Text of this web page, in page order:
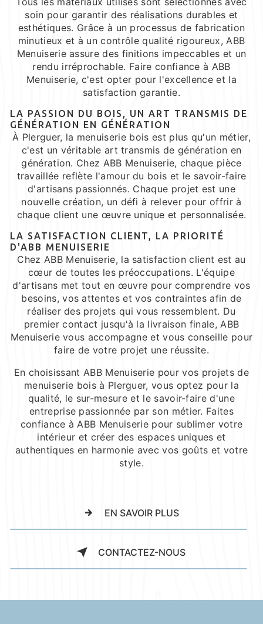
soin pour garantir des réalisations durables et
esthétiques. Grâce à un processus de fabrication
minutieux et à un contrôle qualité rigoureux, ABB
Menuiserie assure des finitions impeccables et un
rendu irréprochable. Faire confiance à ABB
Menuiserie, c'est opter pour l'excellence et la
satisfaction garantie.
LA PASSION DU BOIS, UN ART TRANSMIS DE
GÉNÉRATION EN GÉNÉRATION
À Plerguer, la menuiserie bois est plus qu'un métier,
c'est un véritable art transmis de génération en
génération. Chez ABB Menuiserie, chaque pièce
travaillée reflète l'amour du bois et le savoir-faire
d'artisans passionnés. Chaque projet est une
nouvelle création, un défi à relever pour offrir à
chaque client une œuvre unique et personnalisée.
LA SATISFACTION CLIENT, LA PRIORITÉ
D'ABB MENUISERIE
Chez ABB Menuiserie, la satisfaction client est au
cœur de toutes les préoccupations. L'équipe
d'artisans met tout en œuvre pour comprendre vos
besoins, vos attentes et vos contraintes afin de
réaliser des projets qui vous ressemblent. Du
premier contact jusqu'à la livraison finale, ABB
Menuiserie vous accompagne et vous conseille pour
faire de votre projet une réussite.
En choisissant ABB Menuiserie pour vos projets de
menuiserie bois à Plerguer, vous optez pour la
qualité, le sur-mesure et le savoir-faire d'une
entreprise passionnée par son métier. Faites
confiance à ABB Menuiserie pour sublimer votre
intérieur et créer des espaces uniques et
authentiques en harmonie avec vos goûts et votre
style.
EN SAVOIR PLUS
CONTACTEZ-NOUS